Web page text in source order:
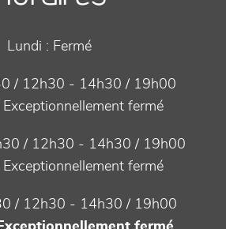
Lundi : Fermé
/ 12h30 - 14h30 / 19h00
Exceptionnellement fermé
/ 12h30 - 14h30 / 19h00
Exceptionnellement fermé
/ 12h30 - 14h30 / 19h00